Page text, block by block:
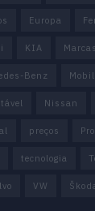
Europa
KIA Marcas
Benz
Nissan
preços
tecnologia
VW